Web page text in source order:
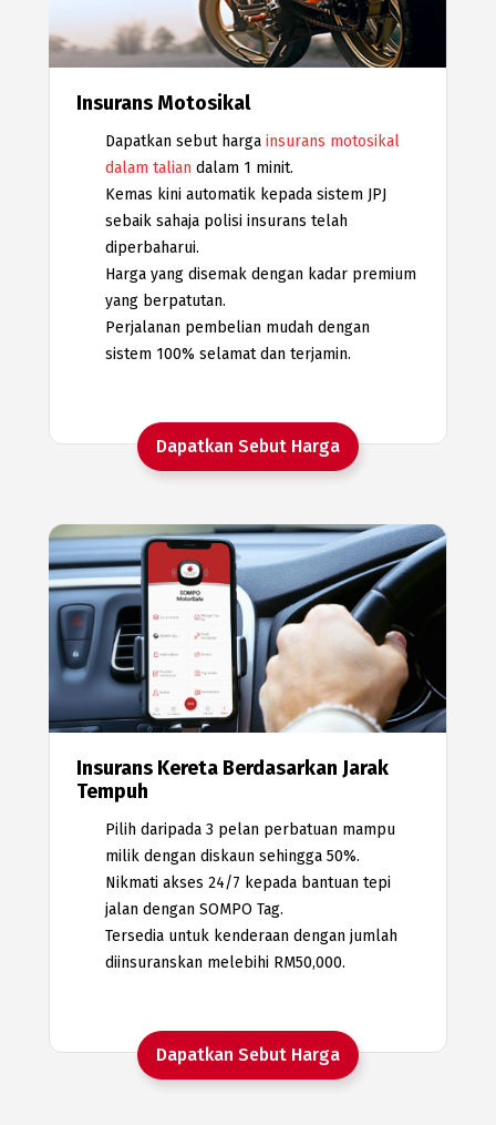
Insurans Motosikal
Dapatkan sebut harga insurans motosikal
dalam talian dalam 1 minit.
Kemas kini automatik kepada sistem JPJ
sebaik sahaja polisi insurans telah
diperbaharui.
Harga yang disemak dengan kadar premium
yang berpatutan.
Perjalanan pembelian mudah dengan
sistem 100% selamat dan terjamin.
Dapatkan Sebut Harga
Insurans Kereta Berdasarkan Jarak
Tempuh
Pilih daripada 3 pelan perbatuan mampu
milik dengan diskaun sehingga 50%.
Nikmati akses 24/7 kepada bantuan tepi
jalan dengan SOMPO Tag.
Tersedia untuk kenderaan dengan jumlah
diinsuranskan melebihi RM50,000.
Dapatkan Sebut Harga